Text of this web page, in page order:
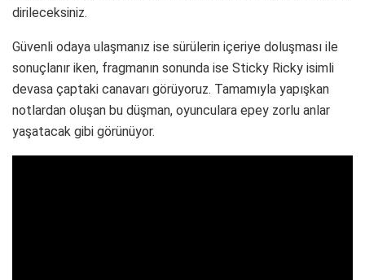
dirileceksiniz.
Güvenli odaya ulaşmanız ise sürülerin içeriye doluşması ile
sonuçlanır iken, fragmanın sonunda ise Sticky Ricky isimli
devasa çaptaki canavarı görüyoruz. Tamamıyla yapışkan
notlardan oluşan bu düşman, oyunculara epey zorlu anlar
yaşatacak gibi görünüyor.